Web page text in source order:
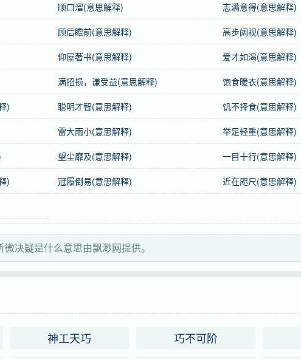
面语。
jué yí nǐ
疑
顺口溜(意思解释) 志满意得(意思解释)
顾后瞻前(意思解释) 高步阔视(意思解释)
仰屋著书(意思解释) 爱才如渴(意思解释)
满招损，谦受益(意思解释) 饱食暖衣(意思解释)
) 聪明才智(意思解释) 饥不择食(意思解释)
雷大雨小(意思解释) 举足轻重(意思解释)
望尘靡及(意思解释) 一目十行(意思解释)
) 冠履倒易(意思解释) 近在咫尺(意思解释)
决疑是什么意思由飘渺网提供。
神工天巧 巧不可阶